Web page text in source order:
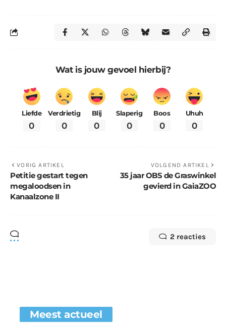
Wat is jouw gevoel hierbij?
Liefde
0
Verdrietig
0
Blij
0
Slaperig
0
Boos
0
Uhuh
0
VORIG ARTIKEL
Petitie gestart tegen
megaloodsen in
Kanaalzone II
VOLGEND ARTIKEL
35 jaar OBS de Graswinkel
gevierd in GaiaZOO
2 reacties
Meest actueel